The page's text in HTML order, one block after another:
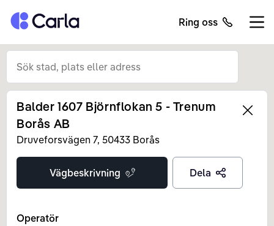
Tillbaka till startsidan Ring oss
Left
Balder 1607 Björnflokan 5 - Trenum
Borås AB
Druveforsvägen 7, 50433 Borås
Vägbeskrivning Dela
Operatör